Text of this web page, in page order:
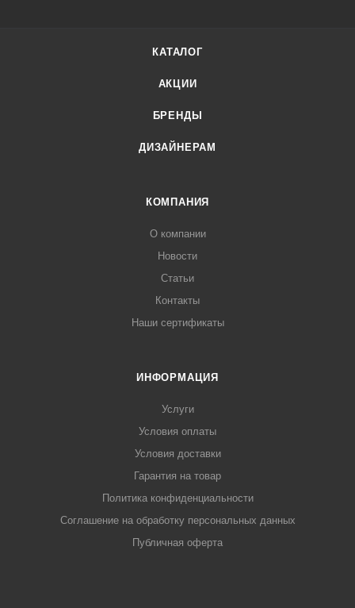
КАТАЛОГ
АКЦИИ
БРЕНДЫ
ДИЗАЙНЕРАМ
КОМПАНИЯ
О компании
Новости
Статьи
Контакты
Наши сертификаты
ИНФОРМАЦИЯ
Услуги
Условия оплаты
Условия доставки
Гарантия на товар
Политика конфиденциальности
Соглашение на обработку персональных данных
Публичная оферта